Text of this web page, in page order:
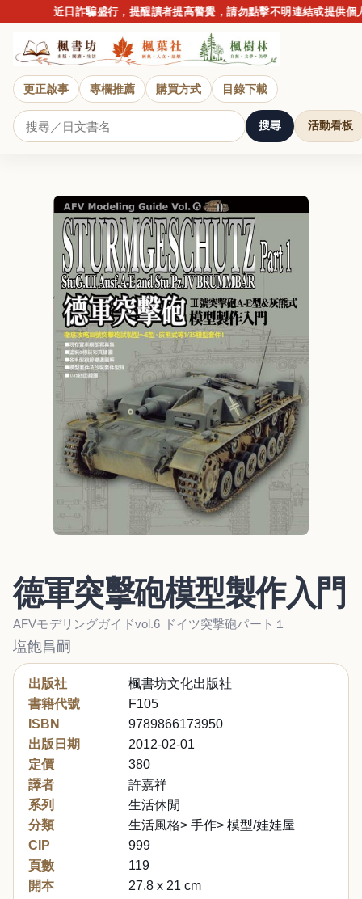
近日詐騙盛行，提醒讀者提高警覺，請勿點擊不明連結或提供個
更正啟事 專欄推薦 購買方式 目錄下載
搜尋 活動看板
德軍突擊砲模型製作入門
AFVモデリングガイドvol.6 ドイツ突撃砲パート１
塩飽昌嗣
出版社
楓書坊文化出版社
書籍代號
F105
ISBN
9789866173950
出版日期
2012-02-01
定價
380
譯者
許嘉祥
系列
生活休閒
分類
生活風格> 手作> 模型/娃娃屋
CIP
999
頁數
119
開本
27.8 x 21 cm